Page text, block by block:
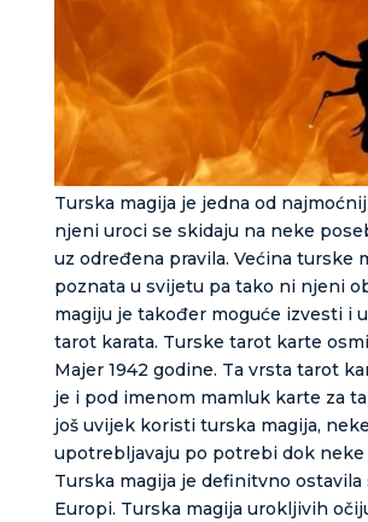
Turska magija je jedna od
njeni uroci se skidaju na neke
uz određena pravila. Većina turske
poznata u svijetu pa tako ni njeni
magiju je također moguće izvesti i
tarot karata. Turske tarot karte
Majer 1942 godine. Ta vrsta tarot
je i pod imenom mamluk karte za
još uvijek koristi turska magija,
upotrebljavaju po potrebi dok neke
Turska magija je definitvno ostavila
Europi. Turska magija urokljivih